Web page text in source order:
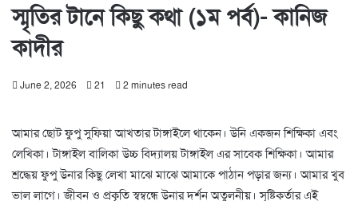
স্মৃতির টানে কিছু কথা (১ম পর্ব)- কানিজ
কাদীর
June 2, 2026 21 2 minutes read
আমার ছোট ফুপু সুফিয়া আখতার টাঙ্গাইলে থাকেন। উনি একজন শিক্ষিকা এবং
লেখিকা। টাঙ্গাইল বালিকা উচ্চ বিদ্যালয় টাঙ্গাইল এর সাবেক শিক্ষিকা। আমার
শ্রদ্ধেয় ফুপু উনার কিছু লেখা মাঝে মাঝে আমাকে পাঠান পড়ার জন্য। আমার খুব
ভাল লাগে। জীবন ও প্রকৃতি স্বম্বন্ধে উনার দর্শন অতুলনীয়। সৃষ্টিকর্তার এই